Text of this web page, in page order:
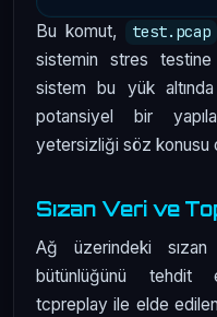
Bu komut, test.pcap
sistemin stres testine
sistem bu yük
potansiyel bir
yetersizliği söz konusu
Sızan Veri ve
Ağ üzerindeki
bütünlüğünü tehdit
tcpreplay ile elde